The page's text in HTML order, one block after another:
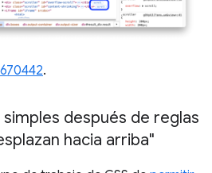
.
después de reglas
hacia arriba"